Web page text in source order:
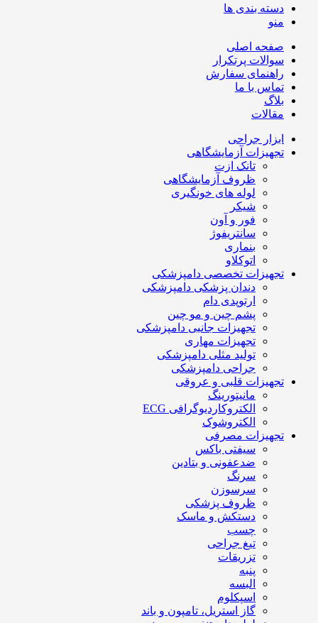
دسته بندی ها
منو
صفحه اصلی
سوالات پرتکرار
راهنمای سفارش
تماس با ما
بلاگ
مقالات
ابزار جراحی
تجهیزات آزمایشگاهی
تانک ازت
ظروف آزمایشگاهی
لوله های خونگیری
شیکر
فور و آون
سانتریفوژ
بنماری
اتوکلاو
تجهیزات تخصصی دامپزشکی
دندان پزشکی دامپزشکی
ارتوپدی دام
پشم چین و مو چین
تجهیزات جانبی دامپزشکی
تجهیزات مهاری
تولید مثلی دامپزشکی
جراحی دامپزشکی
تجهیزات قلبی و عروقی
مانیتورینگ
الکتروکاردیوگرافی ECG
الکتروشوک
تجهیزات مصرفی
سیفتی باکس
ضدعفونی و بتادین
سرنگ
سرسوزن
ظروف پزشکی
دستکش و ماسک
چسب
تیغ جراحی
تزریقات
پنبه
البسه
اسپکلوم
گاز استریل، تامپون و باند